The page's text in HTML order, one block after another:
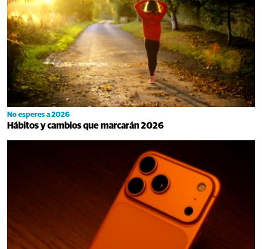
No esperes a 2026
Hábitos y cambios que marcarán 2026